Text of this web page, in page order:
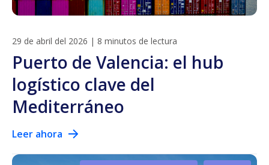
29 de abril del 2026 | 8 minutos de lectura
Puerto de Valencia: el hub
logístico clave del
Mediterráneo
Leer ahora